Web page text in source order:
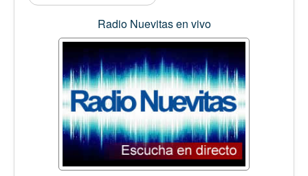
Radio Nuevitas en vivo